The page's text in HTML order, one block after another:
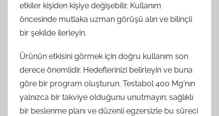
etkiler kişiden kişiye değişebilir. Kullanım
öncesinde mutlaka uzman görüşü alın ve bilinçli
bir şekilde ilerleyin.
Ürünün etkisini görmek için doğru kullanım son
derece önemlidir. Hedeflerinizi belirleyin ve buna
göre bir program oluşturun. Testabol 400 Mg'nın
yalnızca bir takviye olduğunu unutmayın; sağlıklı
bir beslenme planı ve düzenli egzersizle bu süreci